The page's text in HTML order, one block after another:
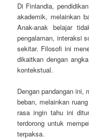
Di Finlandia,
akademik, melainkan
Anak-anak belajar
pengalaman, interaksi
sekitar. Filosofi ini
dikaitkan dengan
kontekstual.
Dengan pandangan ini,
beban, melainkan
rasa ingin tahu ini
terdorong untuk
terpaksa.